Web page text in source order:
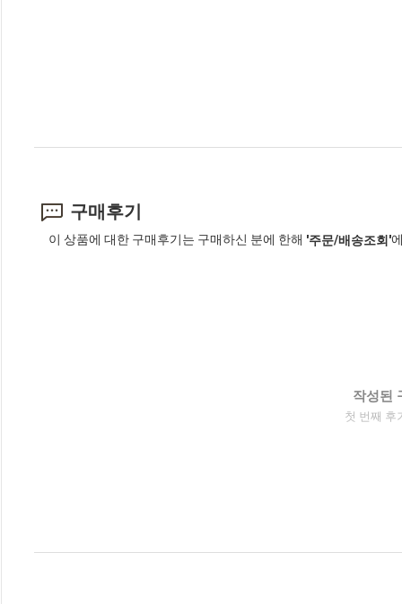
구매후기
이 상품에 대한 구매후기는 구매하신 분에 한해 '주문/배송조회'
작성된
첫 번째 후